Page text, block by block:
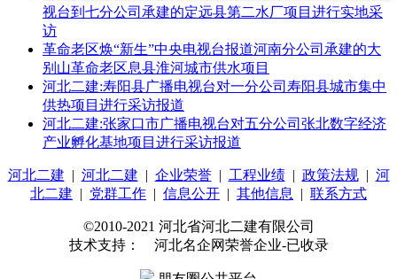
视台到七分公司承建的定远县第二水厂项目进行实地采
访
革命老区焕“新生”中央电视台报道河南分公司承建的大
别山革命老区息县淮河城市供水项目
河北二建:寿阳县广播电视台对一分公司寿阳县城市集中
供热项目进行采访报道
河北二建:张家口市广播电视台对五分公司张北数字经济
产业孵化基地项目进行采访报道
河北二建 | 河北二建 | 企业荣誉| 工程业绩| 政策法规| 河
北二建 | 党群工作 | 信息公开 | 其他信息 | 联系方式
©2010-2021 河北省河北二建有限公司
技术支持： 河北名企网荣誉企业-已收录